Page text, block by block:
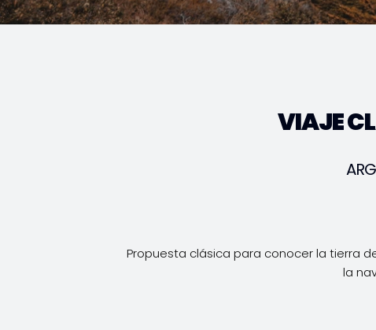
VIAJE
Propuesta clásica para conocer la tierra
la